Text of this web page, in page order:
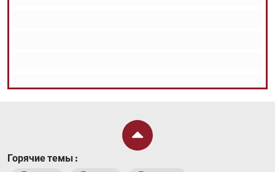
Горячие темы :